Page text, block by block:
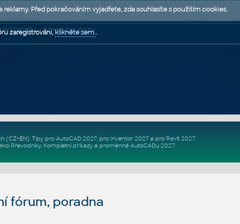
PODPORA | POMOC A RADY
(CZ+EN). Tipy pro AutoCAD 2027, pro Inventor 2027a pro Revit 2027.
Převodníky. Kompletní příkazya proměnné AutoCADu 2027.
fórum, poradna
Před pokračováním vyjadřete, zda souhlasíte s použitím cookies.
zaregistrováni,klikněte sem..